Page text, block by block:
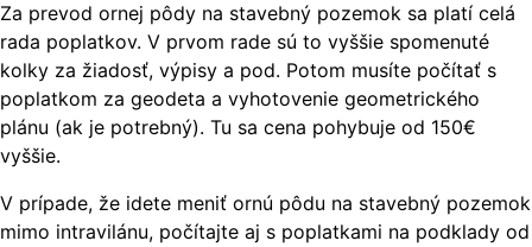
Za prevod ornej pôdy na stavebný pozemok sa platí celá
rada poplatkov. V prvom rade sú to vyššie spomenuté
kolky za žiadosť, výpisy a pod. Potom musíte počítať s
poplatkom za geodeta a vyhotovenie geometrického
plánu (ak je potrebný). Tu sa cena pohybuje od 150€
vyššie.
V prípade, že idete meniť ornú pôdu na stavebný pozemok
mimo intravilánu, počítajte aj s poplatkami na podklady od